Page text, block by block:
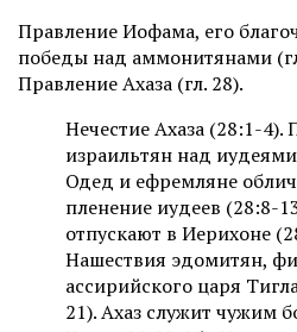
Правление Иофама, его
победы над аммонитянами
Правление Ахаза (гл. 28).
Нечестие Ахаза (28:1-
израильтян над
Одед и ефремляне
пленение иудеев (28:8-
отпускают в Иерихоне
Нашествия эдомитян,
ассирийского царя
21). Ахаз служит чужим